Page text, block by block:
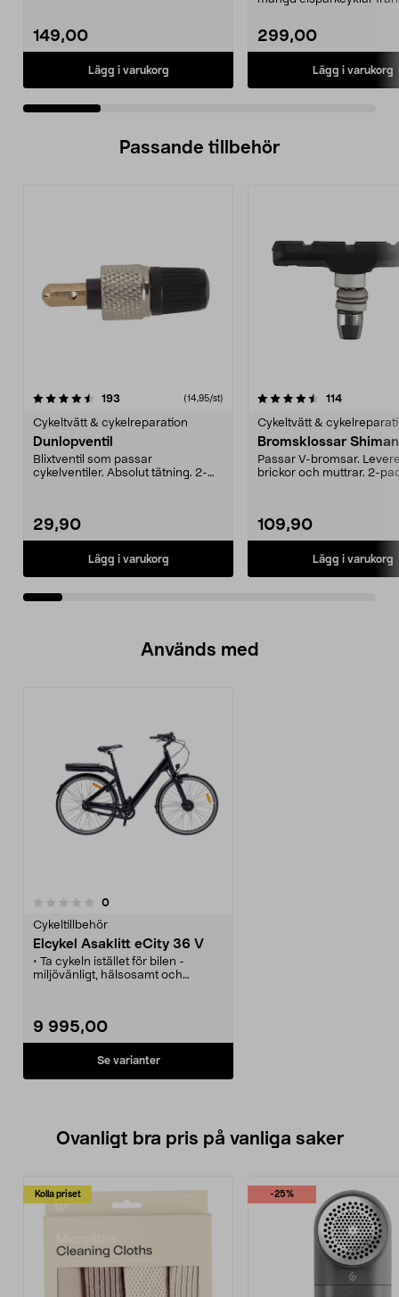
149,00
Lägg i varukorg
299,00
Lägg i varukorg
Passande tillbehör
193 (14,95/st)
Cykeltvätt & cykelreparation
Dunlopventil
Blixtventil som passar
cykelventiler. Absolut tätning. 2-
29,90
Lägg i varukorg
4.5av 5 stjärnor 114
Cykeltvätt &
Bromsklossar
Passar V-bromsar.
brickor och muttrar. 2-
109,90
Lägg i varukorg
4.5av 5 stjärnor
Används med
0recensioner
Cykeltillbehör
Elcykel Asaklitt eCity 36 V
• Ta cykeln istället för bilen -
miljövänligt, hälsosamt och
• Stark 250 W navmotor och
löstagbart 36 V-batteri integrerat i
pakethållaren.
och motvind.
9 995,00
Se varianter
Ovanligt bra pris på vanliga saker
Kolla priset -25%